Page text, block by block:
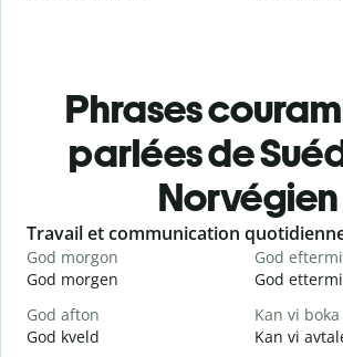
Phrases
parlées de
Norvégien
Slide 1 of 6
Travail et communication
God morgon
God morgen
God
God
God afton
God kveld
Kan vi
Kan vi